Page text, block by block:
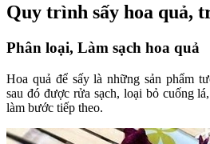
Quy trình sấy hoa quả,
Phân loại, Làm sạch hoa quả
Hoa quả để sấy là những sản phẩm
sau đó được rửa sạch, loại bỏ cuống
làm bước tiếp theo.